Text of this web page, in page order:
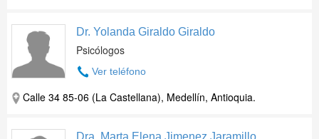
Dr. Yolanda Giraldo Giraldo
Psicólogos
Ver teléfono
Calle 34 85-06 (La Castellana), Medellín, Antioquia.
Dra. Marta Elena Jimenez Jaramillo